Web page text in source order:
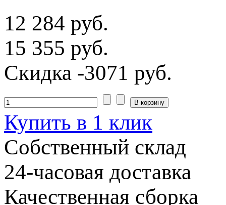
12 284 руб.
15 355 руб.
Скидка -3071 руб.
Купить в 1 клик
Собственный склад
24-часовая доставка
Качественная сборка